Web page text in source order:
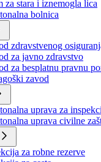
za socijalni rad
za stara i iznemogla lica
bolnica
zdravstvenog osiguranja
za javno zdravstvo
za besplatnu pravnu
zavod
uprava za
uprava civilne